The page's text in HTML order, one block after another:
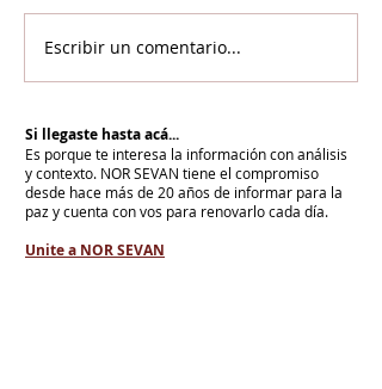
Escribir un comentario...
Si llegaste hasta acá...
Es porque te interesa la información con análisis
y contexto. NOR SEVAN tiene el compromiso
desde hace más de 20 años de informar para la
paz y cuenta con vos para renovarlo cada día.
Unite a NOR SEVAN